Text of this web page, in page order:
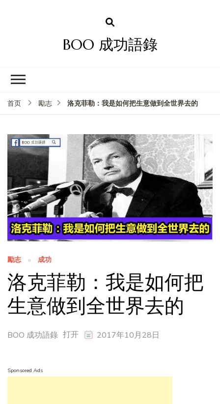
BOO 成功語錄
首页 勵志 洛克菲勒：我是如何把生意做到全世界去的
勵志 成功
洛克菲勒：我是如何把
生意做到全世界去的
BOO 成功語錄 打开 2017年10月28日
Sponsored Ads